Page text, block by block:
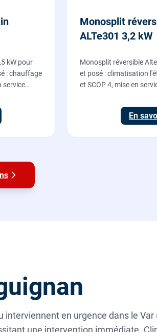
kW pour
: chauffage
service
Monosplit
ALTe301 3,2 kW
Monosplit réversible
et posé : climatisation
et SCOP 4, mise en
En
en urgence dans le Var
une intervention immédiate.